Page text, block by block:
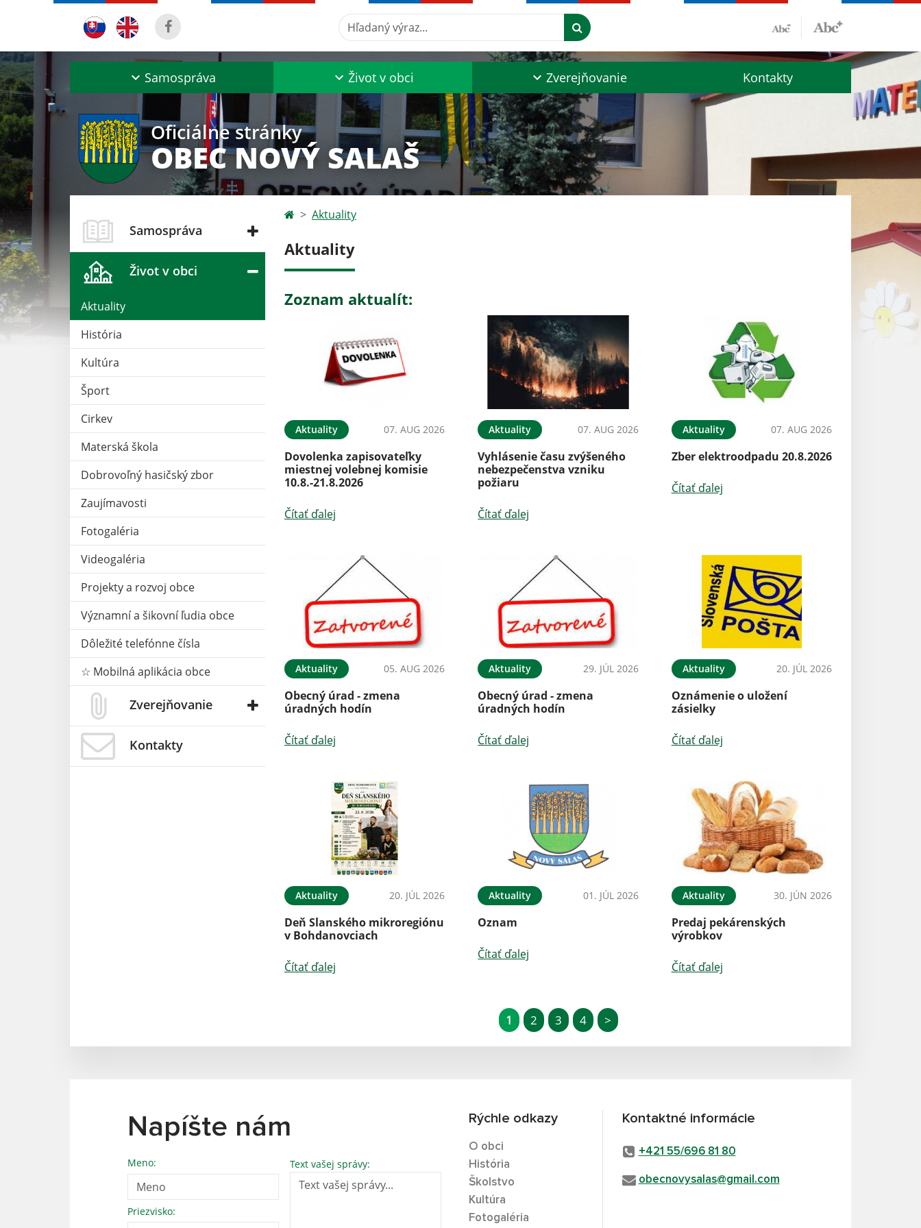
Hľadaný výraz...
Samospráva Život v obci Zverejňovanie Kontakty
Oficiálne stránky
OBEC NOVÝ SALAŠ
Samospráva
Život v obci
Aktuality
História
Kultúra
Šport
Cirkev
Materská škola
Dobrovoľný hasičský zbor
Zaujímavosti
Fotogaléria
Videogaléria
Projekty a rozvoj obce
Významní a šikovní ľudia obce
Dôležité telefónne čísla
☆ Mobilná aplikácia obce
Zverejňovanie
Kontakty
Aktuality
Aktuality
Zoznam aktualít:
Aktuality 07. AUG 2026
Dovolenka zapisovateľky
miestnej volebnej komisie
10.8.-21.8.2026
Čítať ďalej
Aktuality 07. AUG 2026
Vyhlásenie času zvýšeného
nebezpečenstva vzniku
požiaru
Čítať ďalej
Aktuality 07. AUG 2026
Zber elektroodpadu 20.8.2026
Čítať ďalej
Aktuality 05. AUG 2026
Obecný úrad - zmena
úradných hodín
Čítať ďalej
Aktuality 29. JÚL 2026
Obecný úrad - zmena
úradných hodín
Čítať ďalej
Aktuality 20. JÚL 2026
Oznámenie o uložení
zásielky
Čítať ďalej
Aktuality 20. JÚL 2026
Deň Slanského mikroregiónu
v Bohdanovciach
Čítať ďalej
Aktuality 01. JÚL 2026
Oznam
Čítať ďalej
Aktuality 30. JÚN 2026
Predaj pekárenských
výrobkov
Čítať ďalej
1 2 3 4 >
Napíšte nám
Meno:
Priezvisko:
Text vašej správy:
Rýchle odkazy
O obci
História
Školstvo
Kultúra
Fotogaléria
Kontaktné informácie
+421 55/696 81 80
obecnovysalas@gmail.com